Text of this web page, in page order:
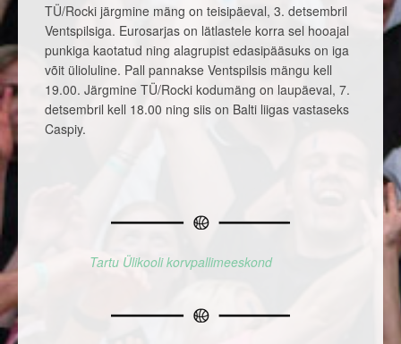
TÜ/Rocki järgmine mäng on teisipäeval, 3. detsembril
Ventspilsiga. Eurosarjas on lätlastele korra sel hooajal
punkiga kaotatud ning alagrupist edasipääsuks on iga
võit ülioluline. Pall pannakse Ventspilsis mängu kell
19.00. Järgmine TÜ/Rocki kodumäng on laupäeval, 7.
detsembril kell 18.00 ning siis on Balti liigas vastaseks
Caspiy.
Tartu Ülikooli korvpallimeeskond